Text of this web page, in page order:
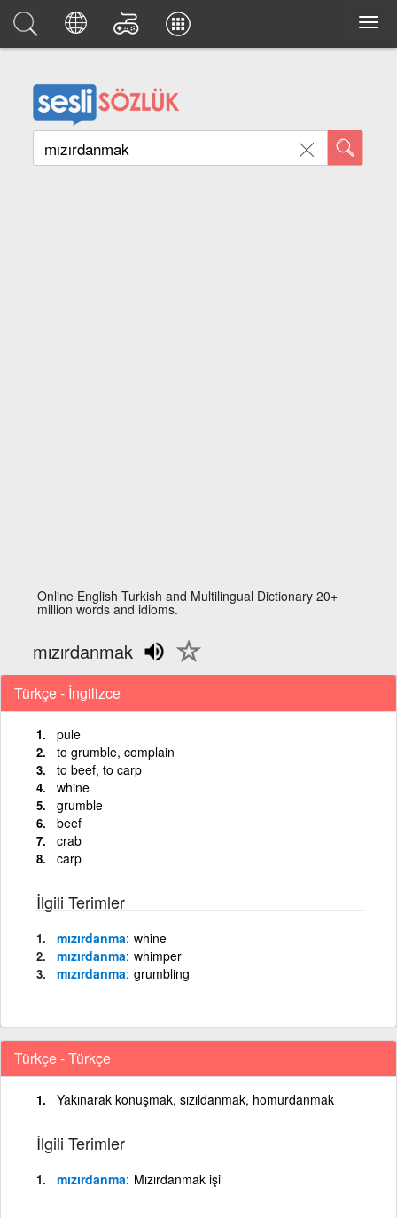
Online English Turkish and Multilingual Dictionary 20+
million words and idioms.
mızırdanmak
Türkçe - İngilizce
pule
to grumble, complain
to beef, to carp
whine
grumble
beef
crab
carp
İlgili Terimler
mızırdanma whine
mızırdanma whimper
mızırdanma grumbling
Türkçe - Türkçe
Yakınarak konuşmak, sızıldanmak, homurdanmak
İlgili Terimler
mızırdanma Mızırdanmak işi